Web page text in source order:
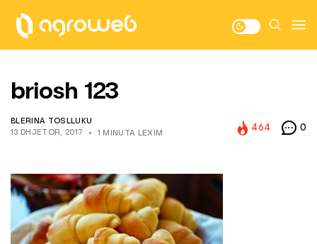
briosh 123
BLERINA TOSLLUKU
13 DHJETOR, 2017
1 MINUTA LEXIM
464 0